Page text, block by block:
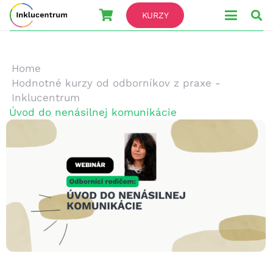
KURZY
Home
Hodnotné kurzy od odborníkov z praxe -
Inklucentrum
Úvod do nenásilnej komunikácie